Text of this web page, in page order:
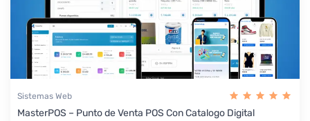
Sistemas Web
MasterPOS – Punto de Venta POS Con Catalogo Digital